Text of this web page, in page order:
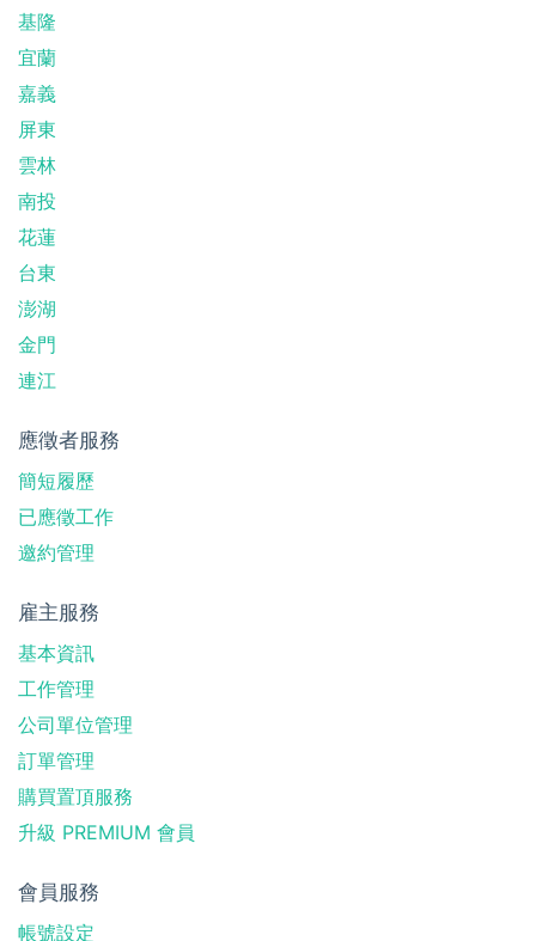
基隆
宜蘭
嘉義
屏東
雲林
南投
花蓮
台東
澎湖
金門
連江
應徵者服務
簡短履歷
已應徵工作
邀約管理
雇主服務
基本資訊
工作管理
公司單位管理
訂單管理
購買置頂服務
升級 PREMIUM 會員
會員服務
帳號設定